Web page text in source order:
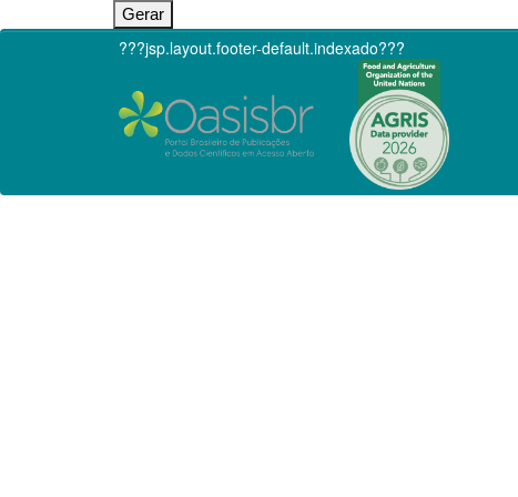
???jsp.layout.footer-default.indexado???